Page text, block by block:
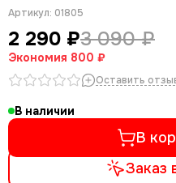
Артикул: 01805
2 290 ₽3 090 ₽
Экономия 800 ₽
Оставить
В наличии
В
Заказ